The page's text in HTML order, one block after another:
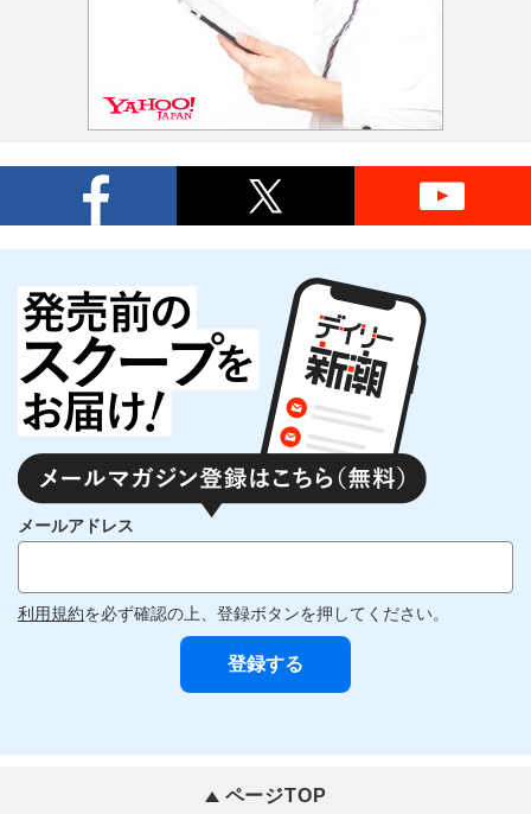
メールアドレス
利用規約を必ず確認の上、登録ボタンを押してください。
ページTOP